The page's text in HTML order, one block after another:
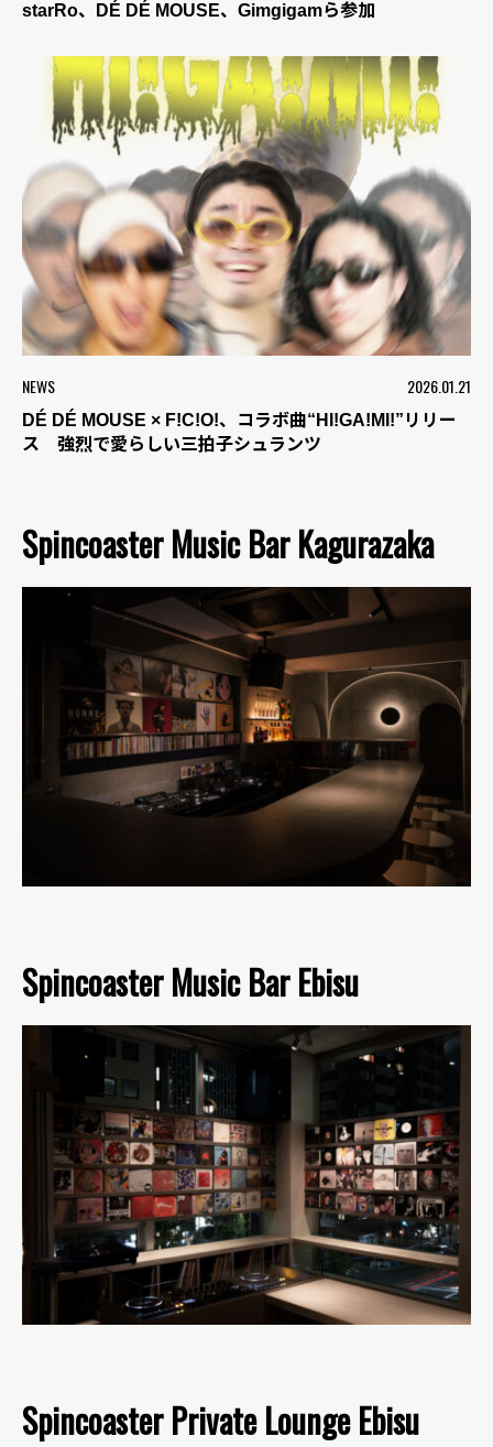
starRo、DÉ DÉ MOUSE、Gimgigamら参加
NEWS 2026.01.21
DÉ DÉ MOUSE × F!C!O!、コラボ曲“HI!GA!MI!”リリー
ス 強烈で愛らしい三拍子シュランツ
Spincoaster Music Bar Kagurazaka
Spincoaster Music Bar Ebisu
Spincoaster Private Lounge Ebisu